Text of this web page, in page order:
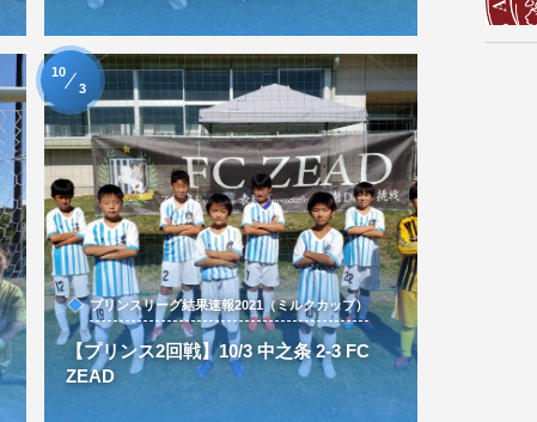
プリンスリーグ結果速報2021（ミルクカップ）
【プリンス2回戦】10/3 中之条 2-3 FC
ZEAD
10
3